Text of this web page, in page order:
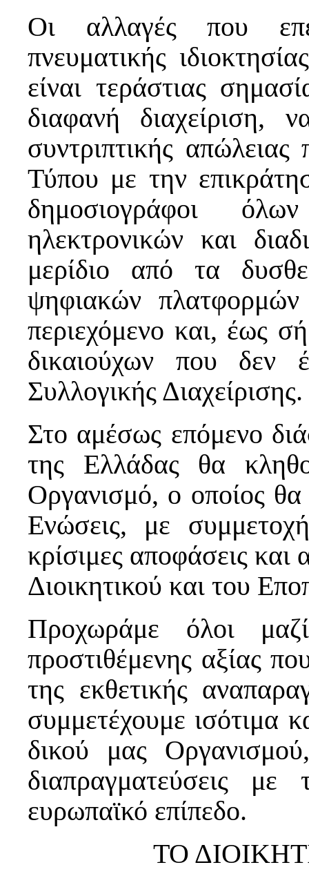
Οι αλλαγές που
πνευματικής
είναι τεράστιας
διαφανή διαχείριση,
συντριπτικής
Τύπου με την
δημοσιογράφοι
ηλεκτρονικών και
μερίδιο από τα
ψηφιακών πλατφορμών
περιεχόμενο και, έως
δικαιούχων που δεν
Συλλογικής Διαχείρισης.
Στο αμέσως επόμενο
της Ελλάδας θα
Οργανισμό, ο οποίος θα
Ενώσεις, με
κρίσιμες αποφάσεις και
Διοικητικού και του
Προχωράμε όλοι
προστιθέμενης αξίας
της εκθετικής
συμμετέχουμε ισότιμα
δικού μας
διαπραγματεύσεις
ευρωπαϊκό επίπεδο.
ΤΟ